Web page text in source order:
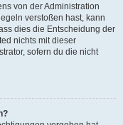
von der Administration
verstoßen hast, kann
dies die Entscheidung der
nichts mit dieser
sofern du die nicht